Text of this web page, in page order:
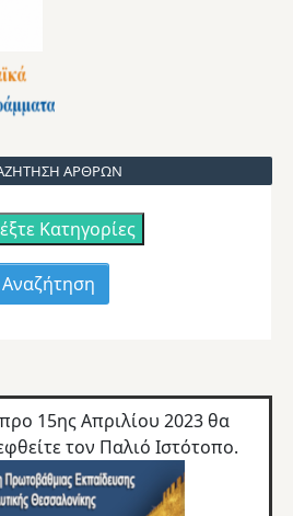
ΑΡΘΡΩΝ
Κατηγορίες
15ης Απριλίου 2023 θα
τον Παλιό Ιστότοπο.